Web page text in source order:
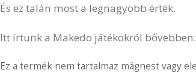
És ez talán most a legnagyobb érték.
Itt írtunk a Makedo játékokról bővebben:
Ez a termék nem tartalmaz mágnest vagy